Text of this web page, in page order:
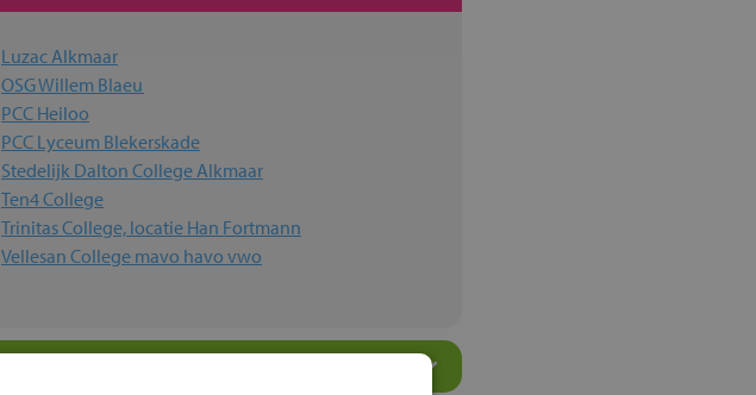
Luzac Alkmaar
OSG Willem Blaeu
PCC Heiloo
PCC Lyceum Blekerskade
Stedelijk Dalton College Alkmaar
Ten4 College
Trinitas College, locatie Han Fortmann
Vellesan College mavo havo vwo